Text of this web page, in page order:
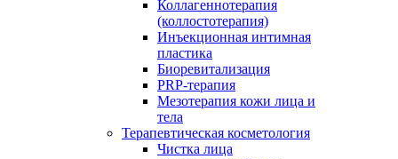
Коллагеннотерапия
(коллостотерапия)
Инъекционная интимная
пластика
Биоревитализация
PRP-терапия
Мезотерапия кожи лица и
тела
Терапевтическая косметология
Чистка лица